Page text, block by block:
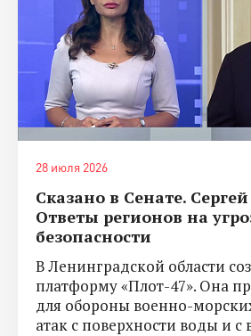
28 июля 2026
Сказано в Сенате.
Ответы регионов на
безопасности
В Ленинградской области
платформу «Плот-47». Она
для обороны военно-
атак с поверхности воды и с